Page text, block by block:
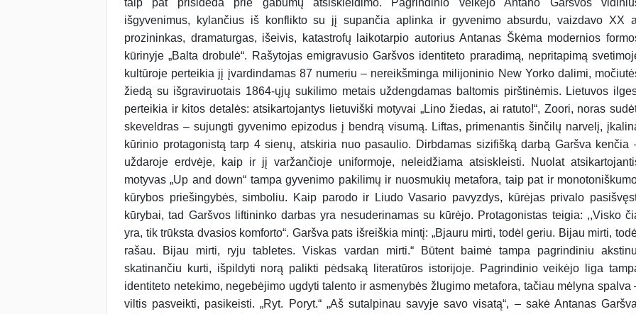
išgyvenimus, kylančius iš konflikto su jį supančia aplinka ir gyvenimo absurdu, vaizdavo XX
prozininkas, dramaturgas, išeivis, katastrofų laikotarpio autorius Antanas Škėma modernios
kūrinyje „Balta drobulė“. Rašytojas emigravusio Garšvos identiteto praradimą, nepritapimą
kultūroje perteikia jį įvardindamas 87 numeriu – nereikšminga milijoninio New Yorko dalimi,
žiedą su išgraviruotais 1864-ųjų sukilimo metais uždengdamas baltomis pirštinėmis. Lietuvos
perteikia ir kitos detalės: atsikartojantys lietuviški motyvai „Lino žiedas, ai ratuto!“, Zoori, noras
skeveldras – sujungti gyvenimo epizodus į bendrą visumą. Liftas, primenantis šinčilų narvelį,
kūrinio protagonistą tarp 4 sienų, atskiria nuo pasaulio. Dirbdamas sizifišką darbą Garšva kenčia
uždaroje erdvėje, kaip ir jį varžančioje uniformoje, neleidžiama atsiskleisti. Nuolat
motyvas „Up and down“ tampa gyvenimo pakilimų ir nuosmukių metafora, taip pat ir
kūrybos priešingybės, simboliu. Kaip parodo ir Liudo Vasario pavyzdys, kūrėjas privalo
kūrybai, tad Garšvos liftininko darbas yra nesuderinamas su kūrėjo. Protagonistas teigia: ,,Visko
yra, tik trūksta dvasios komforto“. Garšva pats išreiškia mintį: „Bjauru mirti, todėl geriu. Bijau mirti,
rašau. Bijau mirti, ryju tabletes. Viskas vardan mirti.“ Būtent baimė tampa pagrindiniu
skatinančiu kurti, išpildyti norą palikti pėdsaką literatūros istorijoje. Pagrindinio veikėjo liga
identiteto netekimo, negebėjimo ugdyti talento ir asmenybės žlugimo metafora, tačiau mėlyna spalva
viltis pasveikti, pasikeisti. „Ryt. Poryt.“ „Aš sutalpinau savyje savo visatą“, – sakė Antanas